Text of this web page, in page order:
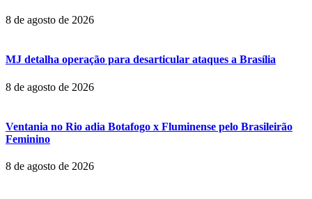
8 de agosto de 2026
MJ detalha operação para desarticular ataques a Brasília
8 de agosto de 2026
Ventania no Rio adia Botafogo x Fluminense pelo Brasileirão
Feminino
8 de agosto de 2026